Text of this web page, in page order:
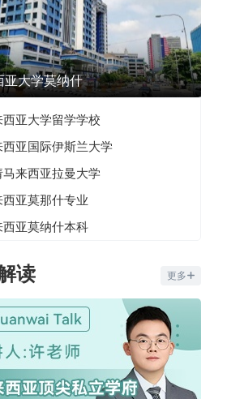
亚大学莫纳什
西亚大学留学学校
西亚国际伊斯兰大学
马来西亚拉曼大学
西亚莫那什专业
西亚莫纳什本科
读 更多